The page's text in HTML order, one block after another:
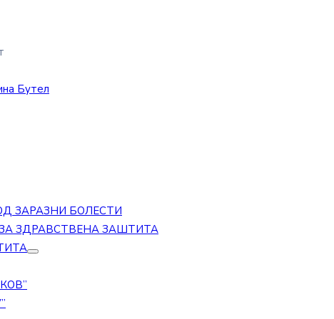
ЗАРАЗНИ БОЛЕСТИ
ЗДРАВСТВЕНА ЗАШТИТА